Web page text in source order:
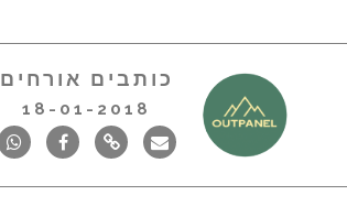
כותבים אורחים
18-01-2018